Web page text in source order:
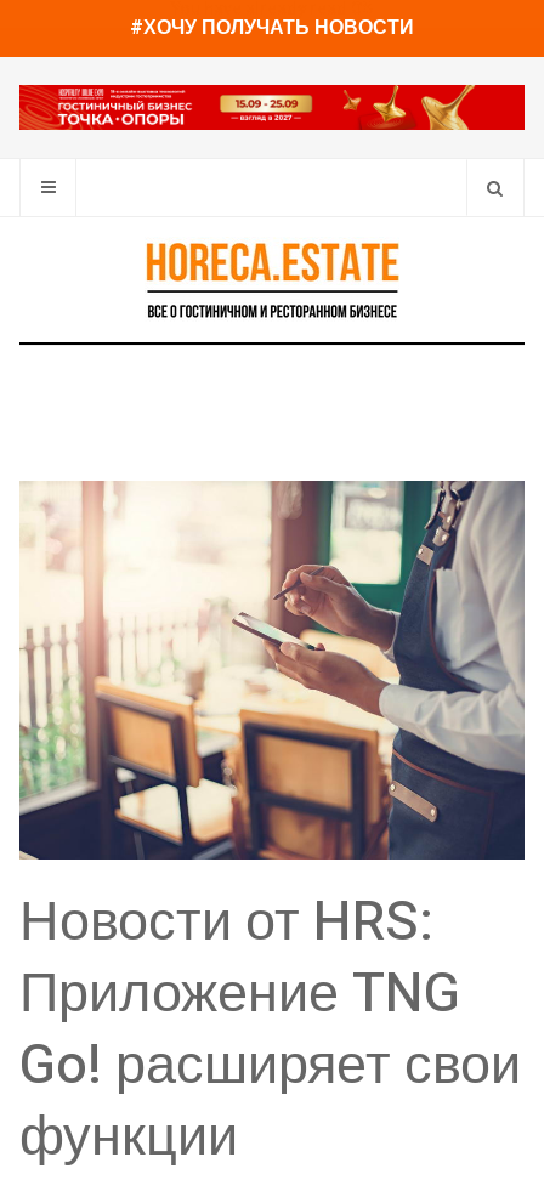
#ХОЧУ ПОЛУЧАТЬ НОВОСТИ
Новости от HRS:
Приложение TNG
Go! расширяет свои
функции